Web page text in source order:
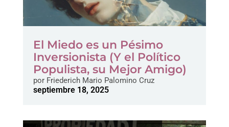
El Miedo es un Pésimo
Inversionista (Y el Político
Populista, su Mejor Amigo)
porFriederich Mario Palomino Cruz
septiembre 18, 2025